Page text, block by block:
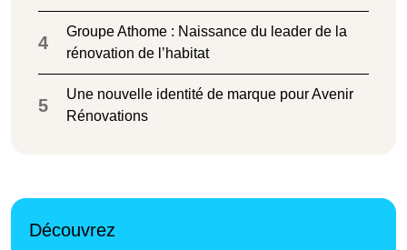
4
Groupe Athome : Naissance du leader de la
rénovation de l’habitat
5
Une nouvelle identité de marque pour Avenir
Rénovations
Découvrez